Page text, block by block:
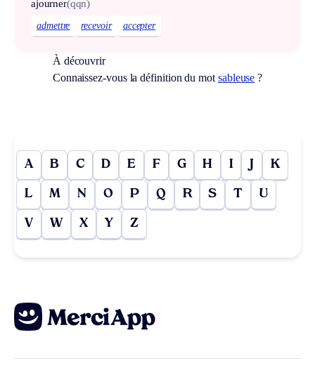
ajourner(qqn)
admettre recevoir accepter
À découvrir
Connaissez-vous la définition du motsableuse ?
A B C D E F G H I J K
L M N O P Q R S T U
V W X Y Z